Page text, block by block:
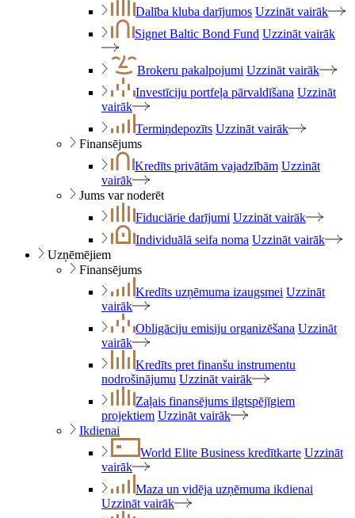
Dalība kluba darījumos Uzzināt vairāk
Signet Baltic Bond Fund Uzzināt vairāk
Brokeru pakalpojumi Uzzināt vairāk
Investīciju portfeļa pārvaldīšana Uzzināt
vairāk
Termiņdepozīts Uzzināt vairāk
Finansējums
Kredīts privātām vajadzībām Uzzināt
vairāk
Jums var noderēt
Fiduciārie darījumi Uzzināt vairāk
Individuālā seifa noma Uzzināt vairāk
Uzņēmējiem
Finansējums
Kredīts uzņēmuma izaugsmei Uzzināt
vairāk
Obligāciju emisiju organizēšana Uzzināt
vairāk
Kredīts pret finanšu instrumentu
nodrošinājumu Uzzināt vairāk
Zaļais finansējums ilgtspējīgiem
projektiem Uzzināt vairāk
Ikdienai
World Elite Business kredītkarte Uzzināt
vairāk
Maza un vidēja uzņēmuma ikdienai
Uzzināt vairāk